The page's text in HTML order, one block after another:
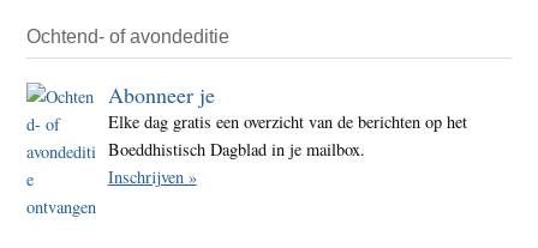
Ochtend- of avondeditie
Abonneer je
Elke dag gratis een overzicht van de berichten op het
Boeddhistisch Dagblad in je mailbox.
Inschrijven »